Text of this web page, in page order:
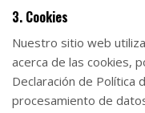
3. Cookies
Nuestro sitio web
acerca de las cookies,
Declaración de Política
procesamiento de